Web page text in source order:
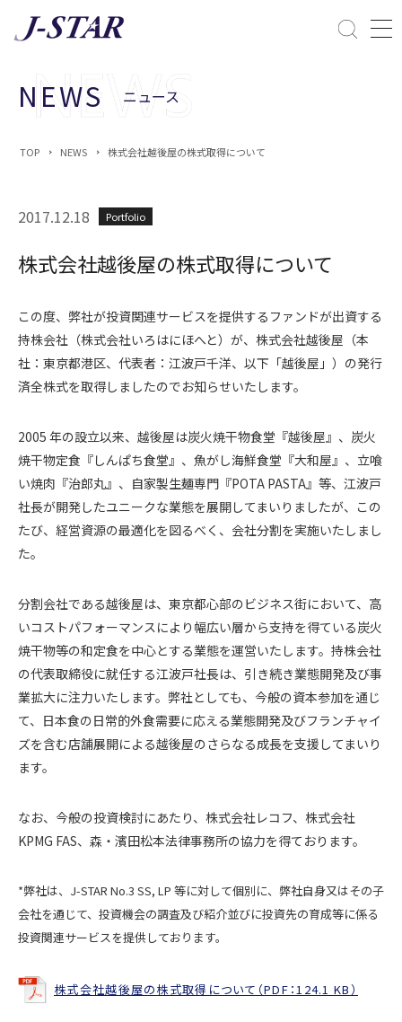
課題解決
ESGへの配慮
NEWS ニュース
TOP NEWS 株式会社越後屋の株式取得について
2017.12.18 Portfolio
株式会社越後屋の株式取得について
この度、弊社が投資関連サービスを提供するファンドが出資する
持株会社（株式会社いろはにほへと）が、株式会社越後屋（本
社：東京都港区、代表者：江波戸千洋、以下「越後屋」）の発行
済全株式を取得しましたのでお知らせいたします。
2005 年の設立以来、越後屋は炭火焼干物食堂『越後屋』、炭火
焼干物定食『しんぱち食堂』、魚がし海鮮食堂『大和屋』、立喰
い焼肉『治郎丸』、自家製生麺専門『POTA PASTA』等、江波戸
社長が開発したユニークな業態を展開してまいりましたが、この
たび、経営資源の最適化を図るべく、会社分割を実施いたしまし
た。
分割会社である越後屋は、東京都心部のビジネス街において、高
いコストパフォーマンスにより幅広い層から支持を得ている炭火
焼干物等の和定食を中心とする業態を運営いたします。持株会社
の代表取締役に就任する江波戸社長は、引き続き業態開発及び事
業拡大に注力いたします。弊社としても、今般の資本参加を通じ
て、日本食の日常的外食需要に応える業態開発及びフランチャイ
ズを含む店舗展開による越後屋のさらなる成長を支援してまいり
ます。
なお、今般の投資検討にあたり、株式会社レコフ、株式会社
KPMG FAS、森・濱田松本法律事務所の協力を得ております。
*弊社は、J-STAR No.3 SS, LP 等に対して個別に、弊社自身又はその子
会社を通じて、投資機会の調査及び紹介並びに投資先の育成等に係る
投資関連サービスを提供しております。
株式会社越後屋の株式取得について（PDF：124.1 KB）